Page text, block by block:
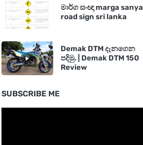
මාර්ග සංඥා marga sanya
road sign sri lanka
Demak DTM දැනගෙන
පදිමු. | Demak DTM 150
Review
SUBSCRIBE ME